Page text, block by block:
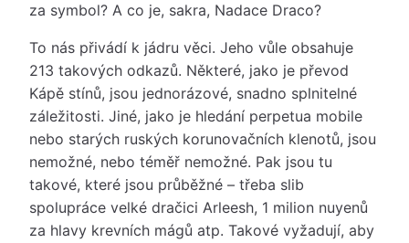
za symbol? A co je, sakra, Nadace Draco?
To nás přivádí k jádru věci. Jeho vůle obsahuje
213 takových odkazů. Některé, jako je převod
Kápě stínů, jsou jednorázové, snadno splnitelné
záležitosti. Jiné, jako je hledání perpetua mobile
nebo starých ruských korunovačních klenotů, jsou
nemožné, nebo téměř nemožné. Pak jsou tu
takové, které jsou průběžné – třeba slib
spolupráce velké dračici Arleesh, 1 milion nuyenů
za hlavy krevních mágů atp. Takové vyžadují, aby